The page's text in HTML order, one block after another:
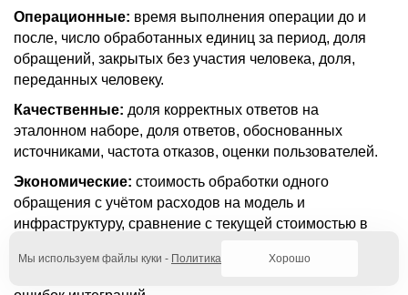
Операционные: время выполнения операции до и
после, число обработанных единиц за период, доля
обращений, закрытых без участия человека, доля,
переданных человеку.
Качественные: доля корректных ответов на
эталонном наборе, доля ответов, обоснованных
источниками, частота отказов, оценки пользователей.
Экономические: стоимость обработки одного
обращения с учётом расходов на модель и
инфраструктуру, сравнение с текущей стоимостью в
Мы используем файлы куки - Политика Хорошо